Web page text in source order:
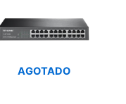
AGOTADO